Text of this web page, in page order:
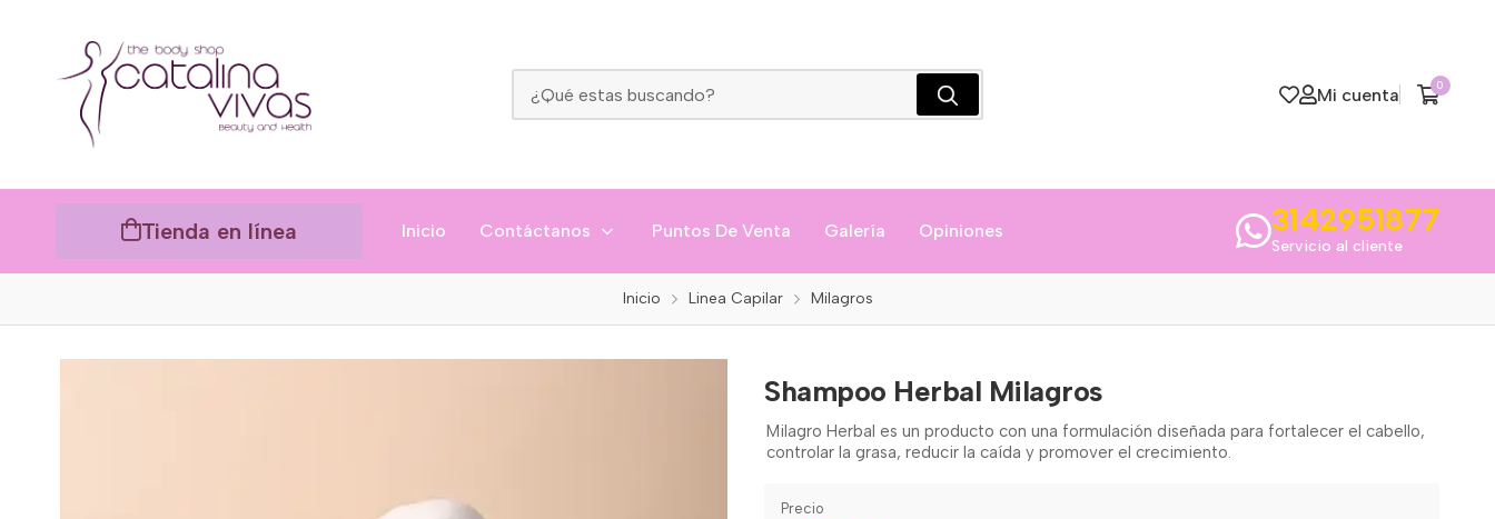
Mi cuenta 0
Tienda en línea Inicio Contáctanos Puntos De Venta Galería Opiniones 3142951877
Servicio al cliente
Inicio Linea Capilar Milagros
Shampoo Herbal Milagros
Milagro Herbal es un producto con una formulación diseñada para fortalecer el cabello,
controlar la grasa, reducir la caída y promover el crecimiento.
Precio